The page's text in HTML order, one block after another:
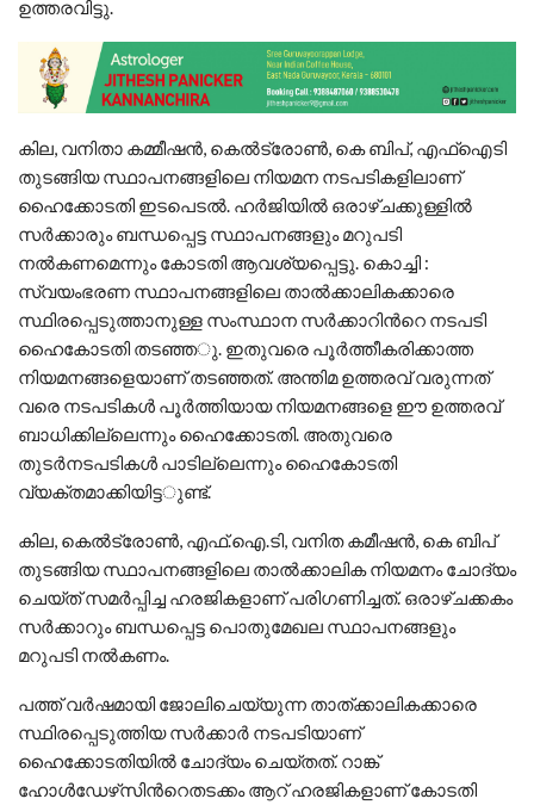
ഉത്തരവിട്ടു.
കില, വനിതാ കമ്മീഷൻ, കെൽട്രോൺ, കെ ബിപ്, എഫ്ഐടി
തുടങ്ങിയ സ്ഥാപനങ്ങളിലെ നിയമന നടപടികളിലാണ്
ഹൈക്കോടതി ഇടപെടൽ. ഹർജിയിൽ ഒരാഴ്ചക്കുള്ളിൽ
സർക്കാരും ബന്ധപ്പെട്ട സ്ഥാപനങ്ങളും മറുപടി
നൽകണമെന്നും കോടതി ആവശ്യപ്പെട്ടു. കൊച്ചി :
സ്വയംഭരണ സ്ഥാപനങ്ങളിലെ താൽക്കാലികക്കാരെ
സ്ഥിരപ്പെടുത്താനുള്ള സംസ്ഥാന സർക്കാറിന്‍റെ നടപടി
ഹൈകോടതി തടഞ്ഞ​ു. ഇതുവരെ പൂർത്തീകരിക്കാത്ത
നിയമനങ്ങളെയാണ്​ തടഞ്ഞത്​​. അന്തിമ ഉത്തരവ് വരുന്നത്
വരെ നടപടികൾ പൂർത്തിയായ നിയമനങ്ങളെ ഈ ഉത്തരവ്​
ബാധിക്കില്ലെന്നും ഹൈക്കോടതി. അതുവരെ
തുടര്‍നടപടികള്‍ പാടില്ലെന്നും ഹൈകോടതി
വ്യക്തമാക്കിയിട്ട​ുണ്ട്​.
കില, കെൽട്രോൺ, എഫ്.ഐ.ടി, വനിത കമീഷൻ, കെ ബിപ്
തുടങ്ങിയ സ്ഥാപനങ്ങളിലെ താൽക്കാലിക നിയമനം ചോദ്യം
ചെയ്ത് സമർപ്പിച്ച ഹരജികളാണ് പരിഗണിച്ചത്. ഒരാഴ്ചക്കകം
സർക്കാറും ബന്ധപ്പെട്ട പൊതുമേഖല സ്ഥാപനങ്ങളും
മറുപടി നൽകണം.
പത്ത്​ വര്‍ഷമായി ജോലിചെയ്യുന്ന താത്ക്കാലികക്കാരെ
സ്ഥിരപ്പെടുത്തിയ സർക്കാർ നടപടിയാണ്​
ഹൈക്കോടതിയില്‍ ചോദ്യം ചെയ്തത്. റാങ്ക്
ഹോള്‍ഡേഴ്‌സിന്‍റെതടക്കം ആറ് ഹരജികളാണ് കോടതി